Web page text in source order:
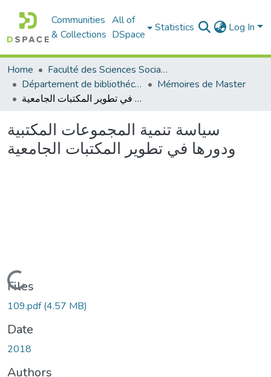
Communities
& Collections
All of
DSpace
Statistics Log In
Home
Faculté des Sciences Sociales
Département de bibliothéconomie
Mémoires de Master
سياسة تنمية المجموعات المكتبية ودورها في تطوير المكتبات الجامعية
سياسة تنمية المجموعات المكتبية
ودورها في تطوير المكتبات الجامعية
Loading...
Files
109.pdf(4.57 MB)
Date
2018
Authors